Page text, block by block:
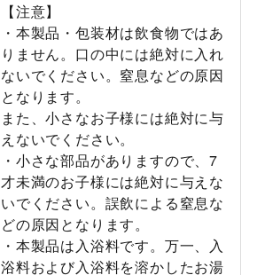
【注意】
・本製品・包装材は飲食物ではあ
りません。口の中には絶対に入れ
ないでください。窒息などの原因
となります。
また、小さなお子様には絶対に与
えないでください。
・小さな部品がありますので、7
才未満のお子様には絶対に与えな
いでください。誤飲による窒息な
どの原因となります。
・本製品は入浴料です。万一、入
浴料および入浴料を溶かしたお湯